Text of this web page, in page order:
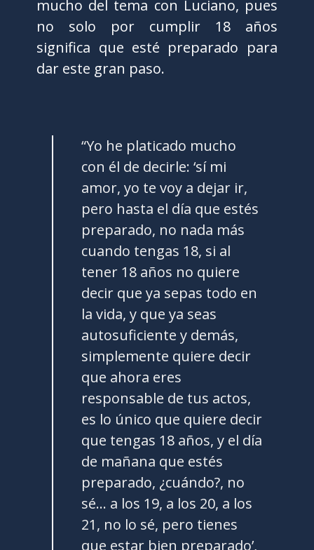
mucho del tema con Luciano, pues
no solo por cumplir 18 años
significa que esté preparado para
dar este gran paso.
“Yo he platicado mucho
con él de decirle: ‘sí mi
amor, yo te voy a dejar ir,
pero hasta el día que estés
preparado, no nada más
cuando tengas 18, si al
tener 18 años no quiere
decir que ya sepas todo en
la vida, y que ya seas
autosuficiente y demás,
simplemente quiere decir
que ahora eres
responsable de tus actos,
es lo único que quiere decir
que tengas 18 años, y el día
de mañana que estés
preparado, ¿cuándo?, no
sé… a los 19, a los 20, a los
21, no lo sé, pero tienes
que estar bien preparado’,